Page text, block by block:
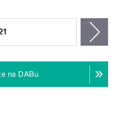
na DABu